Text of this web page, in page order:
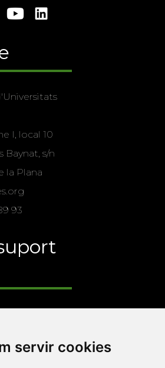
servir cookies
I, local 10
Baynat, s/n
la Plana
93